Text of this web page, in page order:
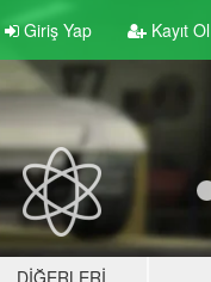
Giriş Yap Kayıt Ol
DIĞERLERI